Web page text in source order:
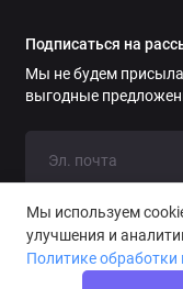
Подписаться на
Мы не будем
выгодные
Мы используем
улучшения и
Политике